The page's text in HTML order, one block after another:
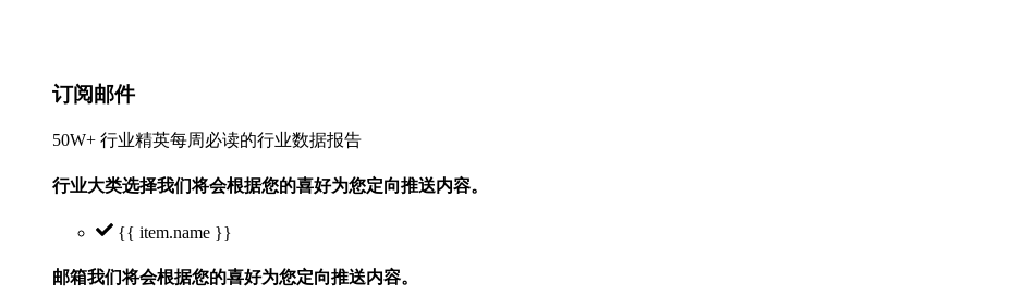
订阅邮件
50W+ 行业精英每周必读的行业数据报告
行业大类选择我们将会根据您的喜好为您定向推送内容。
{{ item.name }}
邮箱我们将会根据您的喜好为您定向推送内容。